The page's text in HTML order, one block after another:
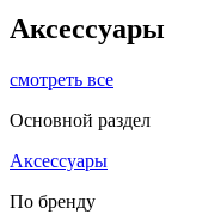
Аксессуары
смотреть все
Основной раздел
Аксессуары
По бренду